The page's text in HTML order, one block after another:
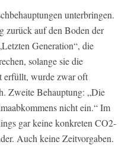
unterbringen.
zurück auf den Boden der
Generation“, die
solange sie die
erfüllt, wurde zwar oft
Zweite Behauptung: „Die
nicht ein.“ Im
gar keine konkreten CO2-
Auch keine Zeitvorgaben.